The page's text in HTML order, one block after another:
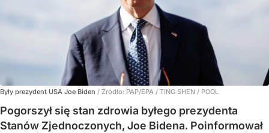
Były prezydent USA Joe Biden / Źródło: PAP/EPA / TING SHEN / POOL
Pogorszył się stan zdrowia byłego prezydenta
Stanów Zjednoczonych, Joe Bidena. Poinformował